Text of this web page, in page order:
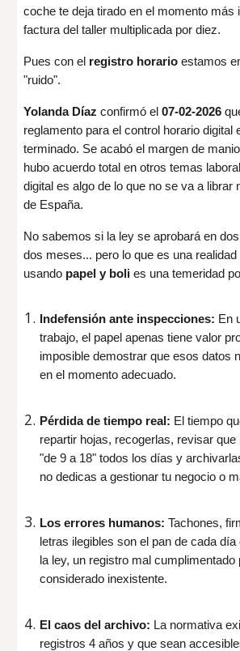
coche te deja tirado en el momento más
factura del taller multiplicada por diez.
Pues con el registro horario estamos
"ruido".
Yolanda Díaz confirmó el 07-02-2026
reglamento para el control horario digital
terminado. Se acabó el margen de
hubo acuerdo total en otros temas
digital es algo de lo que no se va a librar
de España.
No sabemos si la ley se aprobará en
dos meses... pero lo que es una
usando papel y boli es una temeridad
Indefensión ante inspecciones: En
trabajo, el papel apenas tiene valor
imposible demostrar que esos datos
en el momento adecuado.
Pérdida de tiempo real: El tiempo
repartir hojas, recogerlas, revisar que
"de 9 a 18" todos los días y
no dedicas a gestionar tu negocio o
Los errores humanos: Tachones,
letras ilegibles son el pan de cada
la ley, un registro mal cumplimentado
considerado inexistente.
El caos del archivo: La normativa
registros 4 años y que sean